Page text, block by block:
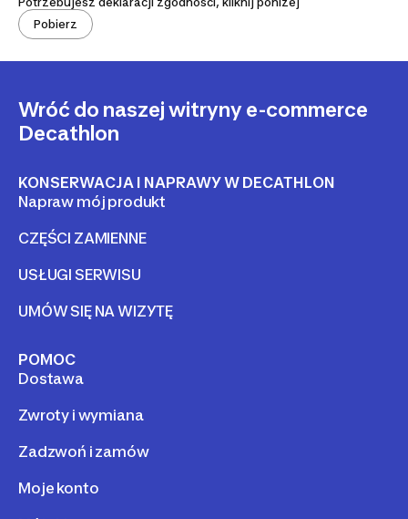
Pobierz
Wróć do naszej witryny e-commerce
Decathlon
KONSERWACJA I NAPRAWY W DECATHLON
Napraw mój produkt
CZĘŚCI ZAMIENNE
USŁUGI SERWISU
UMÓW SIĘ NA WIZYTĘ
POMOC
Dostawa
Zwroty i wymiana
Zadzwoń i zamów
Moje konto